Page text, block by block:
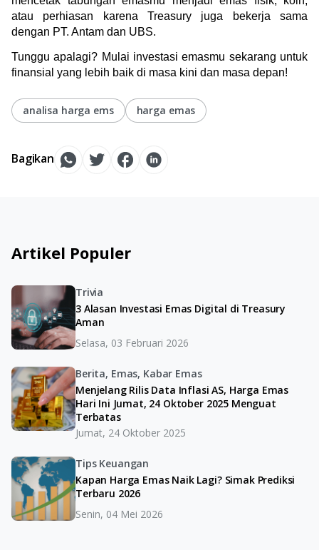
atau perhiasan karena Treasury juga bekerja sama
dengan PT. Antam dan UBS.
Tunggu apalagi? Mulai investasi emasmu sekarang untuk
finansial yang lebih baik di masa kini dan masa depan!
analisa harga ems harga emas
Bagikan
Artikel Populer
Trivia
3 Alasan Investasi Emas Digital di Treasury
Aman
Selasa, 03 Februari 2026
Berita, Emas, Kabar Emas
Menjelang Rilis Data Inflasi AS, Harga Emas
Hari Ini Jumat, 24 Oktober 2025 Menguat
Terbatas
Jumat, 24 Oktober 2025
Tips Keuangan
Kapan Harga Emas Naik Lagi? Simak Prediksi
Terbaru 2026
Senin, 04 Mei 2026